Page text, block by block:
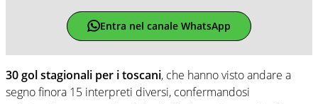
Entra nel canale WhatsApp
30 gol stagionali per i toscani, che hanno visto andare a
segno finora 15 interpreti diversi, confermandosi